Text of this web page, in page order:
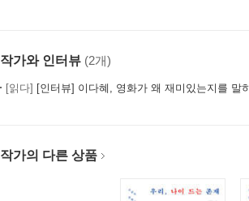
작가와 인터뷰 (2개)
[읽다] [인터뷰] 이다혜, 영화가 왜 재미있는지를 말
작가의 다른 상품